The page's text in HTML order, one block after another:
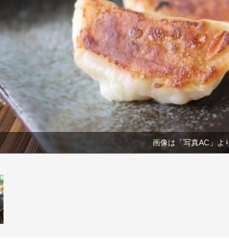
画像は「写真AC」よ